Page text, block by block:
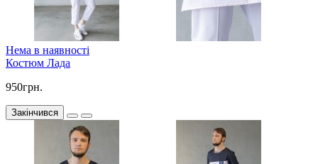
Нема в наявності
Костюм Лада
950грн.
Закінчився